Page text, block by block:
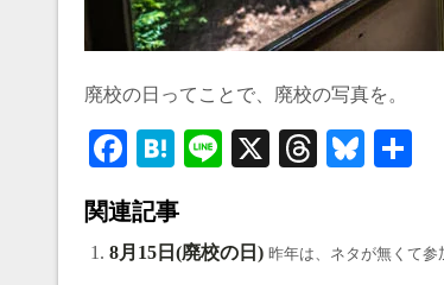
廃校の日ってことで、廃校の写真を。
Fa
bo
ok
H
en
a
Li
X
T
ds
Bl
y
関連記事
8月15日(廃校の日) 昨年は、ネタが無くて